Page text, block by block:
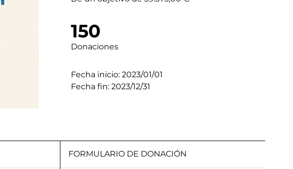
150
Donaciones
Fecha inicio: 2023/01/01
Fecha fin: 2023/12/31
FORMULARIO DE DONACIÓN